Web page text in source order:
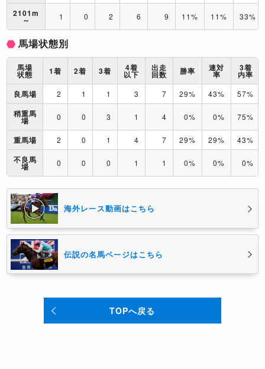
2101m
～ 1 0 2 6 9 11% 11% 33%
馬場状態別
馬場
状態 1着 2着 3着 4着
以下
出走
回数 勝率 連対
率
3着
内率
良馬場
2 1 1 3 7 29% 43% 57%
稍重馬
場 0 0 3 1 4 0% 0% 75%
重馬場 2 0 1 4 7 29% 29% 43%
不良馬
場 0 0 0 1 1 0% 0% 0%
海外レース動画はこちら
伝説の名馬ページはこちら
TOPへ戻る